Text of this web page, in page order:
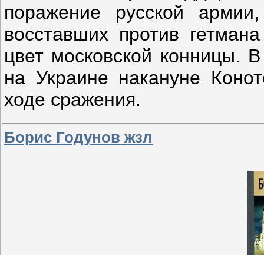
поражение русской
восставших против
цвет московской конницы.
на Украине накануне
ходе сражения.
Борис Годунов жзл